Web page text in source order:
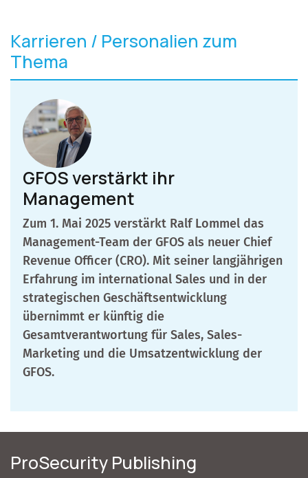
Karrieren / Personalien zum
Thema
GFOS verstärkt ihr
Management
Zum 1. Mai 2025 verstärkt Ralf Lommel das
Management-Team der GFOS als neuer Chief
Revenue Officer (CRO). Mit seiner langjährigen
Erfahrung im international Sales und in der
strategischen Geschäftsentwicklung
übernimmt er künftig die
Gesamtverantwortung für Sales, Sales-
Marketing und die Umsatzentwicklung der
GFOS.
ProSecurity Publishing